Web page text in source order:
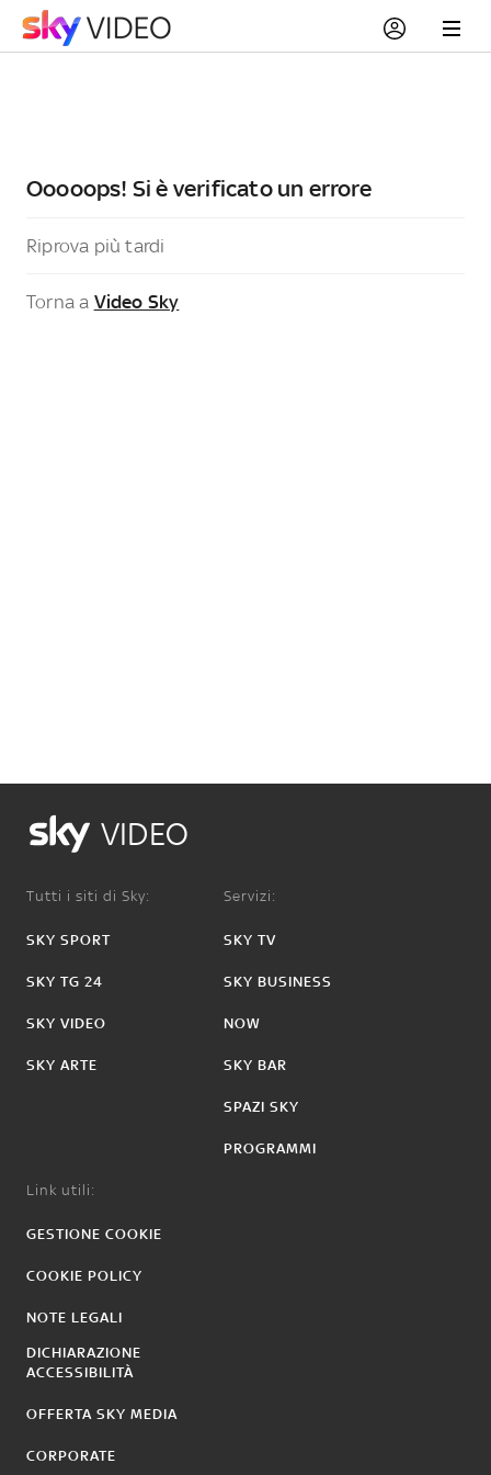
Ooooops! Si è verificato un errore
Riprova più tardi
Torna a Video Sky
VIDEO
Tutti i siti di Sky:
SKY SPORT
SKY TG 24
SKY VIDEO
SKY ARTE
Servizi:
SKY TV
SKY BUSINESS
NOW
SKY BAR
SPAZI SKY
PROGRAMMI
Link utili:
GESTIONE COOKIE
COOKIE POLICY
NOTE LEGALI
DICHIARAZIONE
ACCESSIBILITÀ
OFFERTA SKY MEDIA
CORPORATE